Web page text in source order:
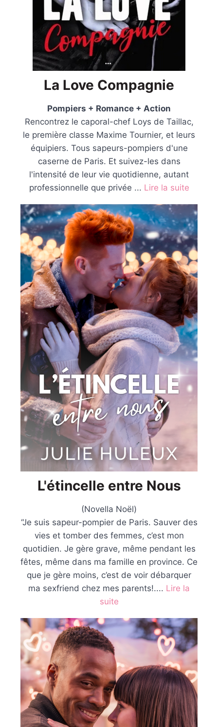
La Love Compagnie
Pompiers + Romance + Action
Rencontrez le caporal-chef Loys de Taillac,
le première classe Maxime Tournier, et leurs
équipiers. Tous sapeurs-pompiers d'une
caserne de Paris. Et suivez-les dans
l'intensité de leur vie quotidienne, autant
professionnelle que privée ... Lire la suite
L'étincelle entre Nous
(Novella Noël)
“Je suis sapeur-pompier de Paris. Sauver des
vies et tomber des femmes, c’est mon
quotidien. Je gère grave, même pendant les
fêtes, même dans ma famille en province. Ce
que je gère moins, c’est de voir débarquer
ma sexfriend chez mes parents!.⁠... Lire la
suite